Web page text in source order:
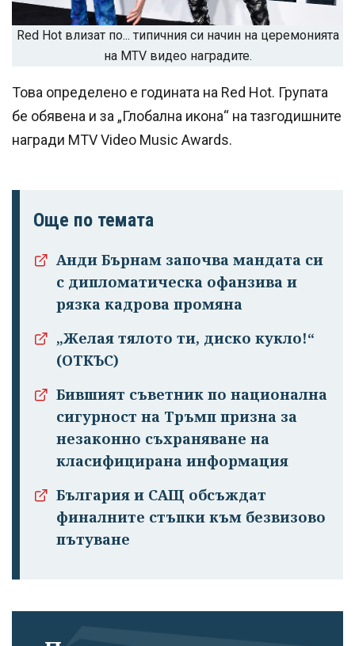
Red Hot влизат по... типичния си начин на церемонията
на MTV видео наградите.
Това определено е годината на Red Hot. Групата
бе обявена и за „Глобална икона“ на тазгодишните
награди MTV Video Music Awards.
Още по темата
Анди Бърнам започва мандата си
с дипломатическа офанзива и
рязка кадрова промяна
„Желая тялото ти, диско кукло!“
(ОТКЪС)
Бившият съветник по национална
сигурност на Тръмп призна за
незаконно съхраняване на
класифицирана информация
България и САЩ обсъждат
финалните стъпки към безвизово
пътуване